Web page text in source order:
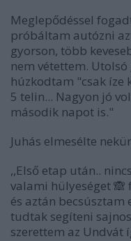
Meglepődéssel
próbáltam autózni
gyorson, több
nem vétettem.
húzkodtam "csak íze
5 telin... Nagyon jó
második napot is."
Juhás elmesélte
,,Első etap után..
valami hülyeséget🙈
és aztán becsúsztam
tudtak segíteni
szerettem az Undvát